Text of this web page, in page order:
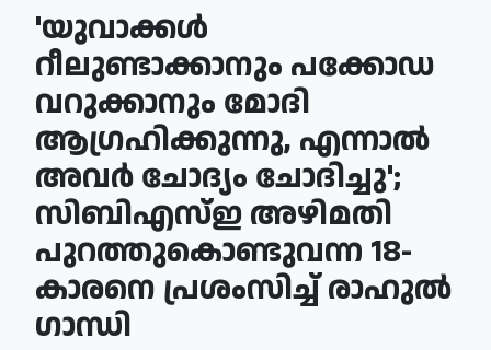
'യുവാക്കള്‍
റീലുണ്ടാക്കാനും പക്കോഡ
വറുക്കാനും മോദി
ആഗ്രഹിക്കുന്നു, എന്നാല്‍
അവര്‍ ചോദ്യം ചോദിച്ചു';
സിബിഎസ്ഇ അഴിമതി
പുറത്തുകൊണ്ടുവന്ന 18-
കാരനെ പ്രശംസിച്ച് രാഹുല്‍
ഗാന്ധി